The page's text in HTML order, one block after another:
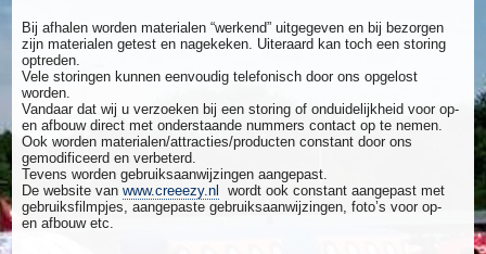
Bij afhalen worden materialen “werkend” uitgegeven en bij bezorgen
zijn materialen getest en nagekeken. Uiteraard kan toch een storing
optreden.
Vele storingen kunnen eenvoudig telefonisch door ons opgelost
worden.
Vandaar dat wij u verzoeken bij een storing of onduidelijkheid voor op-
en afbouw direct met onderstaande nummers contact op te nemen.
Ook worden materialen/attracties/producten constant door ons
gemodificeerd en verbeterd.
Tevens worden gebruiksaanwijzingen aangepast.
De website van www.creeezy.nl
wordt ook constant aangepast met
gebruiksfilmpjes, aangepaste gebruiksaanwijzingen, foto’s voor op-
en afbouw etc.